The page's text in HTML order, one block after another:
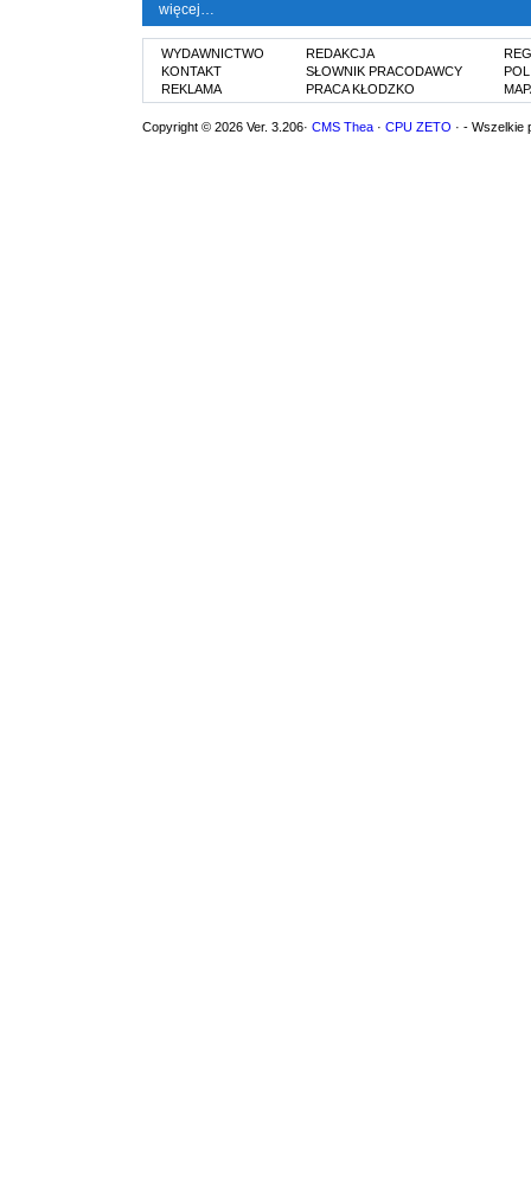
więcej…
WYDAWNICTWO
KONTAKT
REKLAMA
REDAKCJA
SŁOWNIK PRACODAWCY
PRACA KŁODZKO
Copyright © 2026 Ver. 3.206· CMS Thea · CPU ZETO · - Wszelkie